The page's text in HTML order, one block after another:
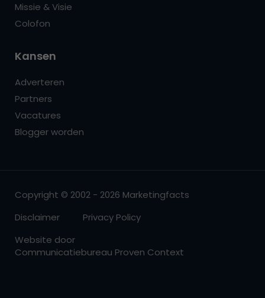
Missie & Visie
Colofon
Kansen
Adverteren
Partners
Vacatures
Blogger worden
Copyright © 2002 - 2026 Marketingfacts
Disclaimer
Privacy Policy
Website door
Communicatiebureau Proven Context